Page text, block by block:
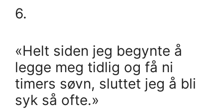
6.
«Helt siden jeg begynte å
legge meg tidlig og få ni
timers søvn, sluttet jeg å bli
syk så ofte.»